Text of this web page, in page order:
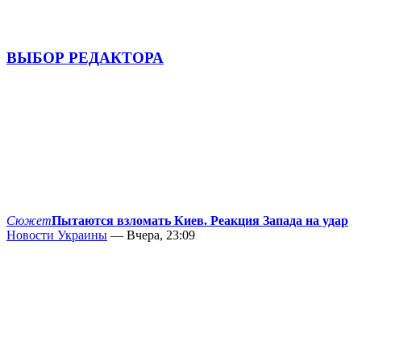
ВЫБОР РЕДАКТОРА
СюжетПытаются взломать Киев. Реакция Запада на удар
Новости Украины — Вчера, 23:09